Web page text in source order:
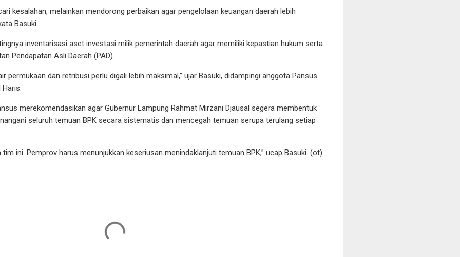
kesalahan, melainkan mendorong perbaikan agar pengelolaan keuangan daerah lebih
Basuki.
inventarisasi aset investasi milik pemerintah daerah agar memiliki kepastian hukum serta
Pendapatan Asli Daerah (PAD).
permukaan dan retribusi perlu digali lebih maksimal,” ujar Basuki, didampingi anggota Pansus
merekomendasikan agar Gubernur Lampung Rahmat Mirzani Djausal segera membentuk
seluruh temuan BPK secara sistematis dan mencegah temuan serupa terulang setiap
ini. Pemprov harus menunjukkan keseriusan menindaklanjuti temuan BPK,” ucap Basuki. (ot)